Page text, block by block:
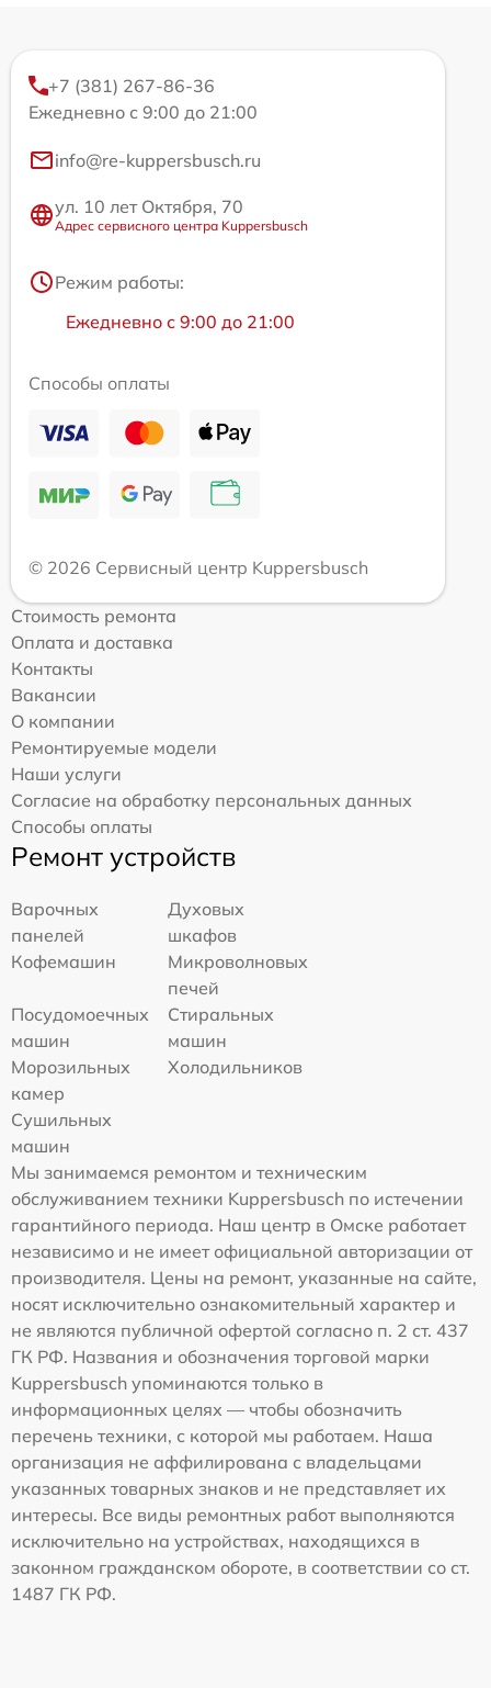
+7 (381) 267-86-36
Ежедневно с 9:00 до 21:00
info@re-kuppersbusch.ru
ул. 10 лет Октября, 70
Адрес сервисного центра Kuppersbusch
Режим работы:
Ежедневно с 9:00 до 21:00
Способы оплаты
© 2026 Сервисный центр Kuppersbusch
Стоимость ремонта
Оплата и доставка
Контакты
Вакансии
О компании
Ремонтируемые модели
Наши услуги
Согласие на обработку персональных данных
Способы оплаты
Ремонт устройств
Варочных
панелей
Духовых
шкафов
Кофемашин
Микроволновых
печей
Посудомоечных
машин
Стиральных
машин
Морозильных
камер
Холодильников
Сушильных
машин
Мы занимаемся ремонтом и техническим
обслуживанием техники Kuppersbusch по истечении
гарантийного периода. Наш центр в Омске работает
независимо и не имеет официальной авторизации от
производителя. Цены на ремонт, указанные на сайте,
носят исключительно ознакомительный характер и
не являются публичной офертой согласно п. 2 ст. 437
ГК РФ. Названия и обозначения торговой марки
Kuppersbusch упоминаются только в
информационных целях — чтобы обозначить
перечень техники, с которой мы работаем. Наша
организация не аффилирована с владельцами
указанных товарных знаков и не представляет их
интересы. Все виды ремонтных работ выполняются
исключительно на устройствах, находящихся в
законном гражданском обороте, в соответствии со ст.
1487 ГК РФ.